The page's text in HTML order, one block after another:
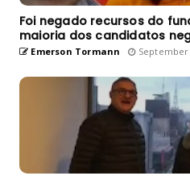
Foi negado recursos do
maioria dos candidatos
Emerson Tormann September